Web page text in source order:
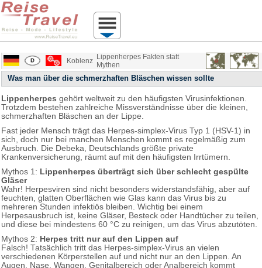
Koblenz Lippenherpes Fakten statt
Mythen
Was man über die schmerzhaften Bläschen wissen sollte
Lippenherpes gehört weltweit zu den häufigsten Virusinfektionen.
Trotzdem bestehen zahlreiche Missverständnisse über die kleinen,
schmerzhaften Bläschen an der Lippe.
Fast jeder Mensch trägt das Herpes-simplex-Virus Typ 1 (HSV-1) in
sich, doch nur bei manchen Menschen kommt es regelmäßig zum
Ausbruch. Die Debeka, Deutschlands größte private
Krankenversicherung, räumt auf mit den häufigsten Irrtümern.
Mythos 1: Lippenherpes überträgt sich über schlecht gespülte
Gläser
Wahr! Herpesviren sind nicht besonders widerstandsfähig, aber auf
feuchten, glatten Oberflächen wie Glas kann das Virus bis zu
mehreren Stunden infektiös bleiben. Wichtig bei einem
Herpesausbruch ist, keine Gläser, Besteck oder Handtücher zu teilen,
und diese bei mindestens 60 °C zu reinigen, um das Virus abzutöten.
Mythos 2: Herpes tritt nur auf den Lippen auf
Falsch! Tatsächlich tritt das Herpes-simplex-Virus an vielen
verschiedenen Körperstellen auf und nicht nur an den Lippen. An
Augen, Nase, Wangen, Genitalbereich oder Analbereich kommt